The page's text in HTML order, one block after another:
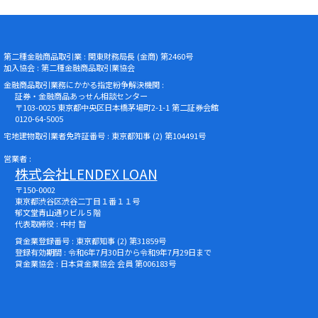
第二種金融商品取引業 : 関東財務局長 (金商) 第2460号
加入協会 : 第二種金融商品取引業協会
金融商品取引業務にかかる指定紛争解決機関 :
証券・金融商品あっせん相談センター
〒103-0025 東京都中央区日本橋茅場町2-1-1 第二証券会館
0120-64-5005
宅地建物取引業者免許証番号 : 東京都知事 (2) 第104491号
営業者 :
株式会社LENDEX LOAN
〒150-0002
東京都渋谷区渋谷二丁目１番１１号
郁文堂青山通りビル５階
代表取締役 : 中村 智
貸金業登録番号 : 東京都知事 (2) 第31859号
登録有効期間 : 令和6年7月30日から令和9年7月29日まで
貸金業協会 : 日本貸金業協会 会員 第006183号